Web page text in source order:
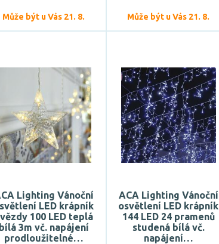
Může být u Vás 21. 8. Může být u Vás 21. 8.
Lighting Vánoční
LED krápník
100 LED teplá
bílá 3m vč. napájení
prodloužitelné…
ACA Lighting Vánoční
osvětlení LED krápník
144 LED 24 pramenů
studená bílá vč.
napájení…